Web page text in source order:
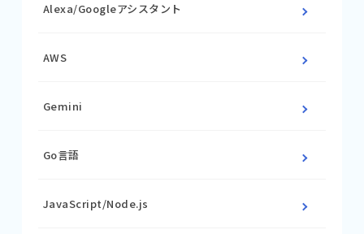
Alexa/Googleアシスタント
AWS
Gemini
Go言語
JavaScript/Node.js